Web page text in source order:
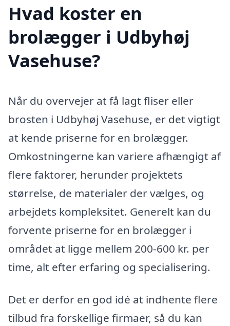
Hvad koster en
brolægger i Udbyhøj
Vasehuse?
Når du overvejer at få lagt fliser eller
brosten i Udbyhøj Vasehuse, er det vigtigt
at kende priserne for en brolægger.
Omkostningerne kan variere afhængigt af
flere faktorer, herunder projektets
størrelse, de materialer der vælges, og
arbejdets kompleksitet. Generelt kan du
forvente priserne for en brolægger i
området at ligge mellem 200-600 kr. per
time, alt efter erfaring og specialisering.
Det er derfor en god idé at indhente flere
tilbud fra forskellige firmaer, så du kan